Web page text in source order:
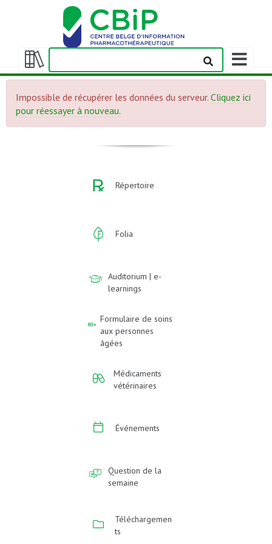
Afficher/masquer
table
des
Afficher/
la
barre
navigation
Impossible de récupérer les données du serveur. Cliquez ici
pour réessayer à nouveau.
Répertoire
Folia
Auditorium | e-
learnings
Formulaire de soins
aux personnes
âgées
Médicaments
vétérinaires
Événements
Question de la
semaine
Téléchargemen
ts